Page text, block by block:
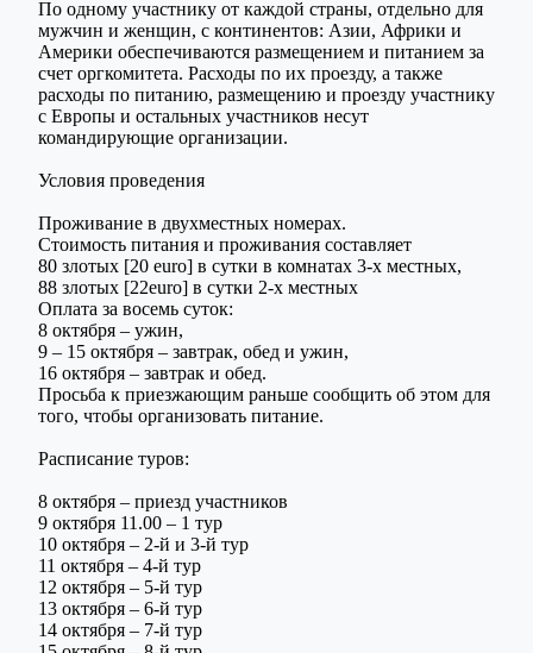
По одному участнику от каждой страны, отдельно для
мужчин и женщин, с континентов: Азии, Африки и
Америки обеспечиваются размещением и питанием за
счет оргкомитета. Расходы по их проезду, а также
расходы по питанию, размещению и проезду участнику
с Европы и остальных участников несут
командирующие организации.
Условия проведения
Проживание в двухместных номерах.
Стоимость питания и проживания составляет
80 злотых [20 euro] в сутки в комнатах 3-х местных,
88 злотых [22euro] в сутки 2-х местных
Оплата за восемь суток:
8 октября – ужин,
9 – 15 октября – завтрак, обед и ужин,
16 октября – завтрак и обед.
Просьба к приезжающим раньше сообщить об этом для
того, чтобы организовать питание.
Расписание туров:
8 октября – приезд участников
9 октября 11.00 – 1 тур
10 октября – 2-й и 3-й тур
11 октября – 4-й тур
12 октября – 5-й тур
13 октября – 6-й тур
14 октября – 7-й тур